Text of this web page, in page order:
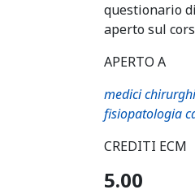
questionario
aperto sul
APERTO A
medici chirurghi
fisiopatologia
CREDITI ECM
5.00